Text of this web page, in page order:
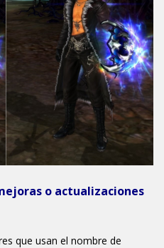
o actualizaciones
que usan el nombre de